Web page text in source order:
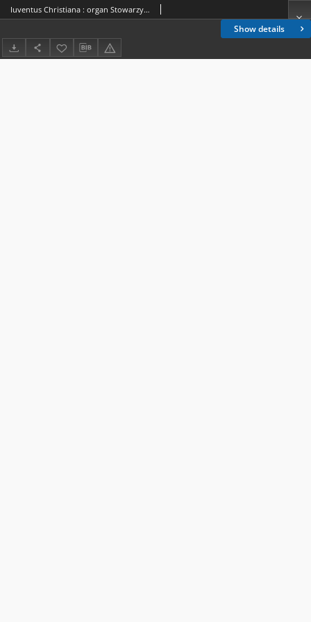
Show details
Iuventus Christiana : organ Stowarzyszenia Młodzieży Akademickiej "Iuventus Christiana". Nr 1 (1929)